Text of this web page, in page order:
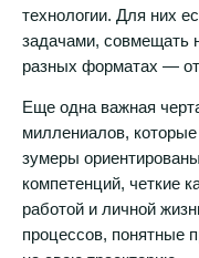
технологии. Для них
задачами, совмещать
разных форматах —
Еще одна важная
миллениалов,
зумеры
компетенций, четкие
работой и личной
процессов, понятные